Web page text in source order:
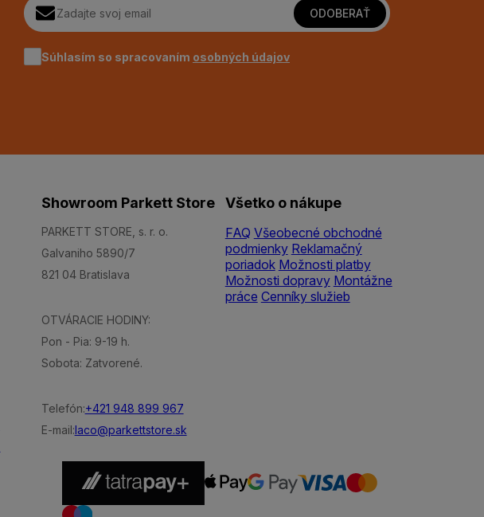
ODOBERAŤ
Súhlasím so spracovaním osobných údajov
Showroom Parkett Store
PARKETT STORE, s. r. o.
Galvaniho 5890/7
821 04 Bratislava
OTVÁRACIE HODINY:
Pon - Pia: 9-19 h.
Sobota: Zatvorené.
Telefón:+421 948 899 967
E-mail:laco@parkettstore.sk
Všetko o nákupe
FAQ Všeobecné obchodné
podmienky Reklamačný
poriadok Možnosti platby
Možnosti dopravy Montážne
práce Cenníky služieb